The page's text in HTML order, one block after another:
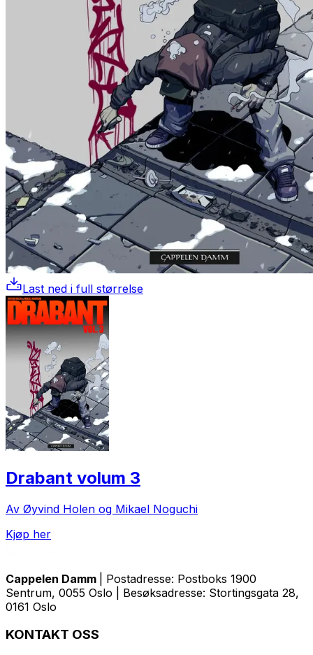
Last ned i full størrelse
Drabant volum 3
Av Øyvind Holen og Mikael Noguchi
Kjøp her
Cappelen Damm
| Postadresse: Postboks 1900
Sentrum, 0055 Oslo | Besøksadresse: Stortingsgata 28,
0161 Oslo
KONTAKT OSS